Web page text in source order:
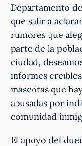
Departamento
que salir a
rumores que
parte de la
ciudad,
informes
mascotas que
abusadas por
comunidad
El apoyo del